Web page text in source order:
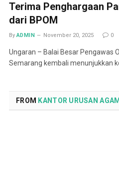
Terima Penghargaan
dari BPOM
By ADMIN November 20, 2025 0
Ungaran – Balai Besar Pengawas
Semarang kembali menunjukkan
FROM KANTOR URUSAN